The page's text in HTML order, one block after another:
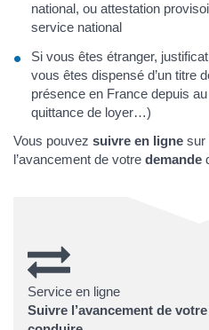
national, ou attestation
service national
Si vous êtes étranger,
vous êtes dispensé d’un titre
présence en France depuis
quittance de loyer…)
Vous pouvez suivre en ligne sur
l’avancement de votre demande
Service en ligne
Suivre l’avancement de